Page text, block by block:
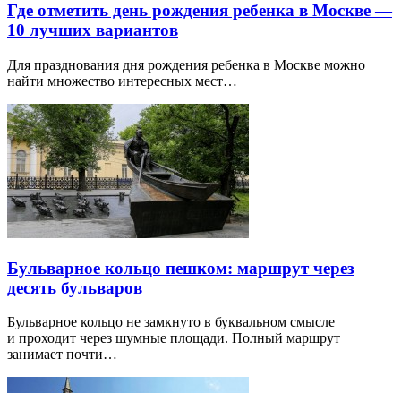
Где отметить день рождения ребенка в Москве —
10 лучших вариантов
Для празднования дня рождения ребенка в Москве можно
найти множество интересных мест…
Бульварное кольцо пешком: маршрут через
десять бульваров
Бульварное кольцо не замкнуто в буквальном смысле
и проходит через шумные площади. Полный маршрут
занимает почти…